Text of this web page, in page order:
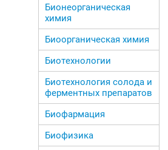
Бионеорганическая
химия
Биоорганическая химия
Биотехнологии
Биотехнология солода и
ферментных препаратов
Биофармация
Биофизика